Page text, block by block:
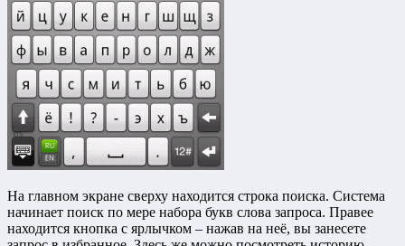
На главном экране сверху находится строка поиска. Система
начинает поиск по мере набора букв слова запроса. Правее
находится кнопка с ярлычком – нажав на неё, вы занесете